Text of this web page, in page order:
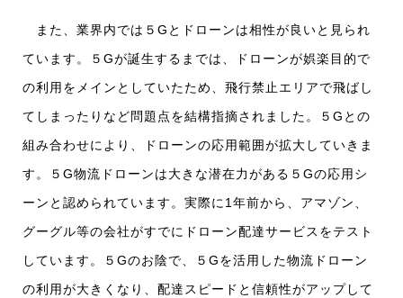
また、業界内では５Gとドローンは相性が良いと見られ
ています。５Gが誕生するまでは、ドローンが娯楽目的で
の利用をメインとしていたため、飛行禁止エリアで飛ばし
てしまったりなど問題点を結構指摘されました。５Gとの
組み合わせにより、ドローンの応用範囲が拡大していきま
す。５G物流ドローンは大きな潜在力がある５Gの応用シ
ーンと認められています。実際に1年前から、アマゾン、
グーグル等の会社がすでにドローン配達サービスをテスト
しています。５Gのお陰で、５Gを活用した物流ドローン
の利用が大きくなり、配達スピードと信頼性がアップして